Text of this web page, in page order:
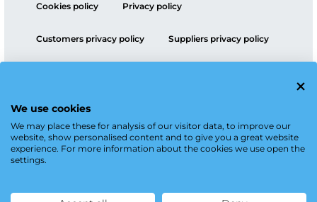
We use cookies
We may place these for analysis of our visitor data, to improve our
website, show personalised content and to give you a great website
experience. For more information about the cookies we use open the
settings.
Cookies policy Privacy policy
Customers privacy policy Suppliers privacy policy